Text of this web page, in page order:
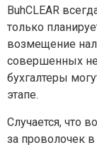
BuhCLEAR
только
возмещение
совершенных
бухгалтеры
этапе.
Случается, что
за проволочек